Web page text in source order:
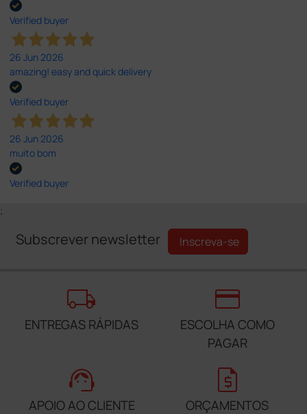
Verified buyer
26 Jun 2026
amazing! easy and quick delivery
Verified buyer
26 Jun 2026
muito bom
Verified buyer
;
Subscrever newsletter Inscreva-se
local_shipping
ENTREGAS RÁPIDAS
credit_card
ESCOLHA COMO
PAGAR
support_agent
APOIO AO CLIENTE
request_quote
ORÇAMENTOS